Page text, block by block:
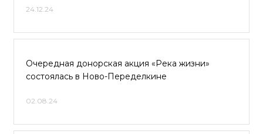
24.12.24
Очередная донорская акция «Река жизни»
состоялась в Ново-Переделкине
02.08.24